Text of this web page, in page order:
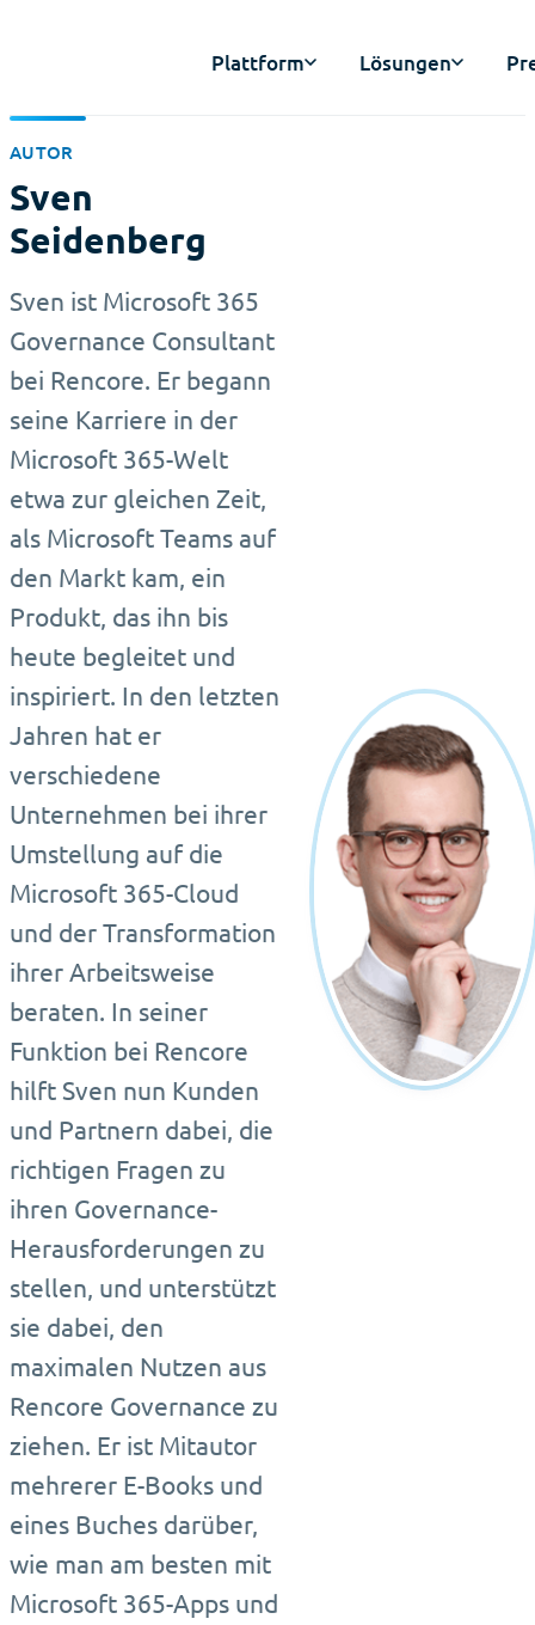
Plattform Lösungen
AUTOR
Sven
Seidenberg
Sven ist Microsoft 365
Governance Consultant
bei Rencore. Er begann
seine Karriere in der
Microsoft 365-Welt
etwa zur gleichen Zeit,
als Microsoft Teams auf
den Markt kam, ein
Produkt, das ihn bis
heute begleitet und
inspiriert. In den letzten
Jahren hat er
verschiedene
Unternehmen bei ihrer
Umstellung auf die
Microsoft 365-Cloud
und der Transformation
ihrer Arbeitsweise
beraten. In seiner
Funktion bei Rencore
hilft Sven nun Kunden
und Partnern dabei, die
richtigen Fragen zu
ihren Governance-
Herausforderungen zu
stellen, und unterstützt
sie dabei, den
maximalen Nutzen aus
Rencore Governance zu
ziehen. Er ist Mitautor
mehrerer E-Books und
eines Buches darüber,
wie man am besten mit
Microsoft 365-Apps und